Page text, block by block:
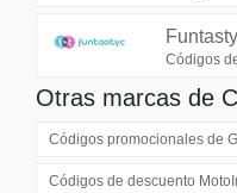
Códigos
Otras marcas de
Códigos promocionales de
Códigos de descuento